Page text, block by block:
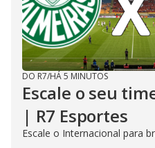
DO R7/HÁ 5 MINUTOS
Escale o seu
| R7 Esportes
Escale o Internacional para